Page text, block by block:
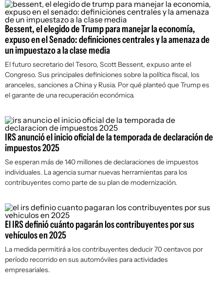
Bessent, el elegido de Trump para manejar la economía,
expuso en el Senado: definiciones centrales y la amenaza de
un impuestazo a la clase media
El futuro secretario del Tesoro, Scott Bessent, expuso ante el
Congreso. Sus principales definiciones sobre la política fiscal, los
aranceles, sanciones a China y Rusia. Por qué planteó que Trump es
el garante de una recuperación económica.
IRS anunció el inicio oficial de la temporada de declaración de
impuestos 2025
Se esperan más de 140 millones de declaraciones de impuestos
individuales. La agencia sumar nuevas herramientas para los
contribuyentes como parte de su plan de modernización.
El IRS definió cuánto pagarán los contribuyentes por sus
vehículos en 2025
La medida permitirá a los contribuyentes deducir 70 centavos por
período recorrido en sus automóviles para actividades
empresariales.